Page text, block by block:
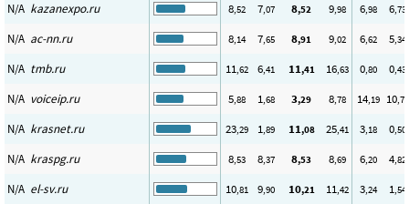
N/A kazanexpo.ru 8,52 7,07 8,52 9,98 6,98 6,73
N/A ac-nn.ru 8,14 7,65 8,91 9,02 6,62 5,34
N/A tmb.ru 11,62 6,41 11,41 16,63 0,80 0,43
N/A voiceip.ru 5,88 1,68 3,29 8,78 14,19 10,75
N/A krasnet.ru 23,29 1,89 11,08 25,41 3,18 0,50
N/A kraspg.ru 8,53 8,37 8,53 8,69 6,20 4,82
N/A el-sv.ru 10,81 9,90 10,21 11,42 3,24 1,54